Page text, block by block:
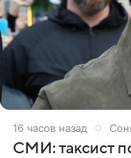
16 часов назад
СМИ: таксист